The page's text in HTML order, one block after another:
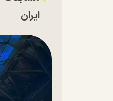
ایران